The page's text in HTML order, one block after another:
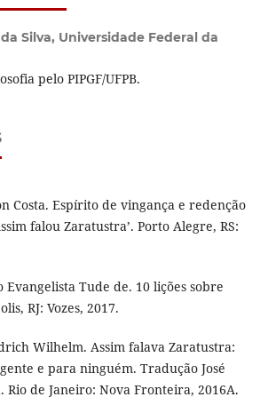
Silva, Universidade Federal da
pelo PIPGF/UFPB.
Costa. Espírito de vingança e redenção
falou Zaratustra’. Porto Alegre, RS:
Evangelista Tude de. 10 lições sobre
RJ: Vozes, 2017.
Wilhelm. Assim falava Zaratustra:
e para ninguém. Tradução José
Rio de Janeiro: Nova Fronteira, 2016A.